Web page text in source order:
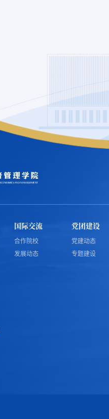
国际交流
合作院校
发展动态
党团建设
党建动态
专题建设